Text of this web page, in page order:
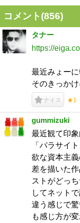
コメント(856)
タナー
https://
最近みょー
そのきっか
ナイス ★1
gummizuki
最近観て印
「パラサイ
欲な資本主
差を描いた
ストがどっ
してネット
違う感じで
も感じ方が